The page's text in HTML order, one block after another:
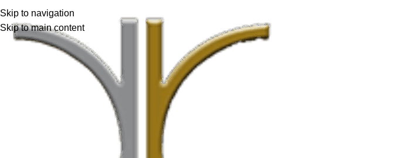
Skip to navigation
Skip to main content